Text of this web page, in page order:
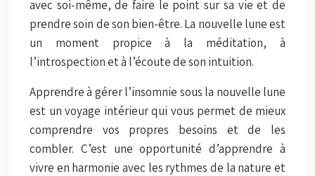
avec soi-même, de faire le point sur sa vie et de
prendre soin de son bien-être. La nouvelle lune est
un moment propice à la méditation, à
l’introspection et à l’écoute de son intuition.
Apprendre à gérer l’insomnie sous la nouvelle lune
est un voyage intérieur qui vous permet de mieux
comprendre vos propres besoins et de les
combler. C’est une opportunité d’apprendre à
vivre en harmonie avec les rythmes de la nature et